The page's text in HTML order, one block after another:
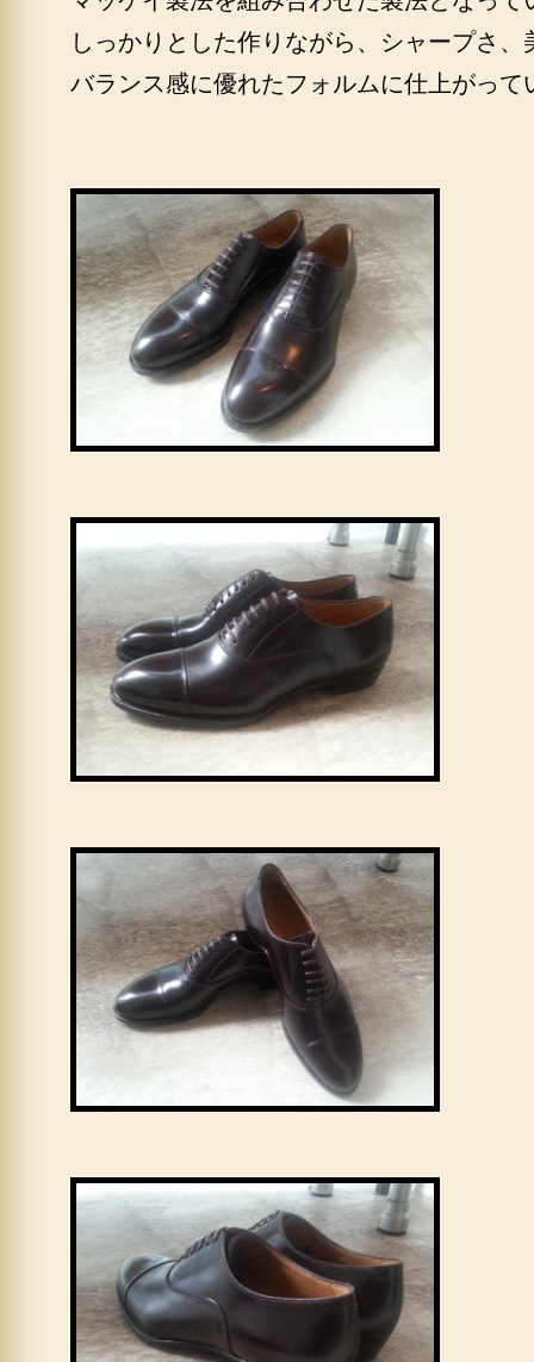
しっかりとした作りながら、シャープさ、
バランス感に優れたフォルムに仕上がって